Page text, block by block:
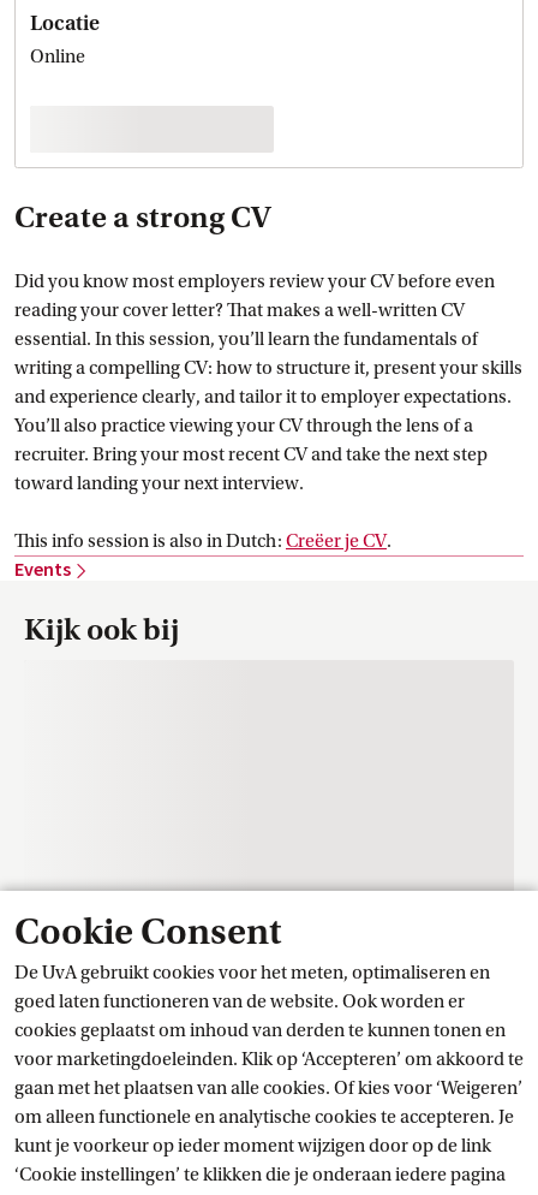
Cookie Consent
De UvA gebruikt cookies voor het meten, optimaliseren en
goed laten functioneren van de website. Ook worden er
cookies geplaatst om inhoud van derden te kunnen tonen en
voor marketingdoeleinden. Klik op ‘Accepteren’ om akkoord te
gaan met het plaatsen van alle cookies. Of kies voor ‘Weigeren’
om alleen functionele en analytische cookies te accepteren. Je
kunt je voorkeur op ieder moment wijzigen door op de link
‘Cookie instellingen’ te klikken die je onderaan iedere pagina
Locatie
Online
Create a strong CV
Did you know most employers review your CV before even
reading your cover letter? That makes a well-written CV
essential. In this session, you’ll learn the fundamentals of
writing a compelling CV: how to structure it, present your skills
and experience clearly, and tailor it to employer expectations.
You’ll also practice viewing your CV through the lens of a
recruiter. Bring your most recent CV and take the next step
toward landing your next interview.
This info session is also in Dutch: Creëer je CV.
Events
Kijk ook bij
Contact
Trainingscentrum Student Services
Stel je vraag